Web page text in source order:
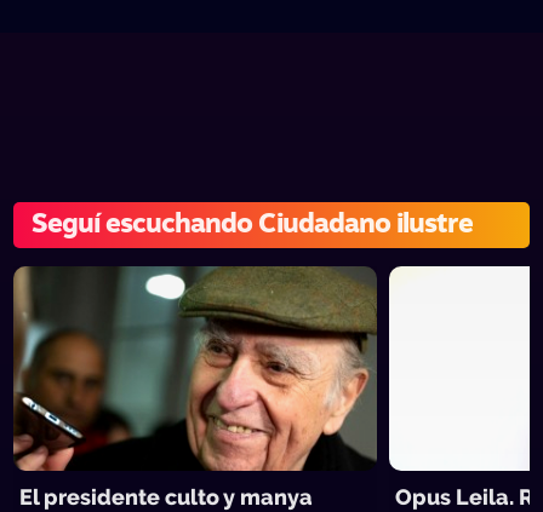
Seguí escuchando Ciudadano ilustre
El presidente culto y manya
Opus Leila.